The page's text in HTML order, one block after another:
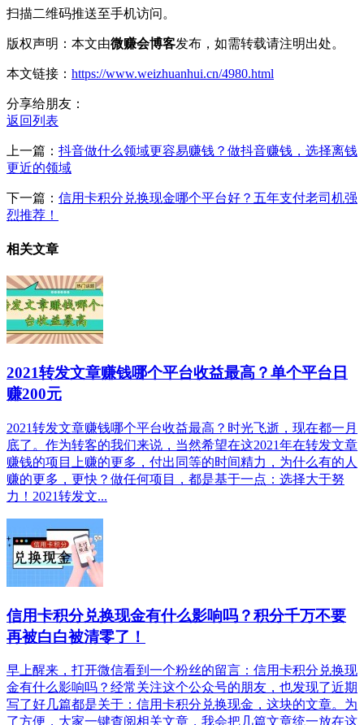
扫描二维码推送至手机访问。
版权声明：本文由微赚会博客发布，如需转载请注明出处。
本文链接： https://www.weizhuanhui.cn/4980.html
分享给朋友：
返回列表
上一篇： 抖音做什么领域更容易赚钱？做抖音赚钱，选择离钱
更近的领域
下一篇： 信用卡积分兑换现金哪个平台好？五年支付老司机强
烈推荐！
相关文章
2021转发文章赚钱哪个平台收益最高？单个平台日
赚200元
2021转发文章赚钱哪个平台收益最高？时光飞逝，现在都一月
底了。作为转客的我们来说，当然希望在这2021年在转发文章
赚钱的项目上赚的更多，付出同等的时间精力，为什么有的人
赚的更多，更快？做任何项目，都是基于一点：选择大于努
力！2021转发文...
信用卡积分兑换现金有什么影响吗？积分千万不要
再被白白被清零了！
早上醒来，打开微信看到一个粉丝的留言：信用卡积分兑换现
金有什么影响吗？经常关注这个公众号的朋友，也发现了近期
写了好几篇都是关于：信用卡积分兑换现金，这块的文章。为
了方便，大家一键查阅相关文章，我会把几篇文章统一放在这